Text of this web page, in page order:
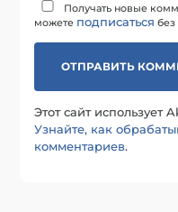
Получать новые
можете подписаться
Этот сайт использует
Узнайте, как
комментариев.